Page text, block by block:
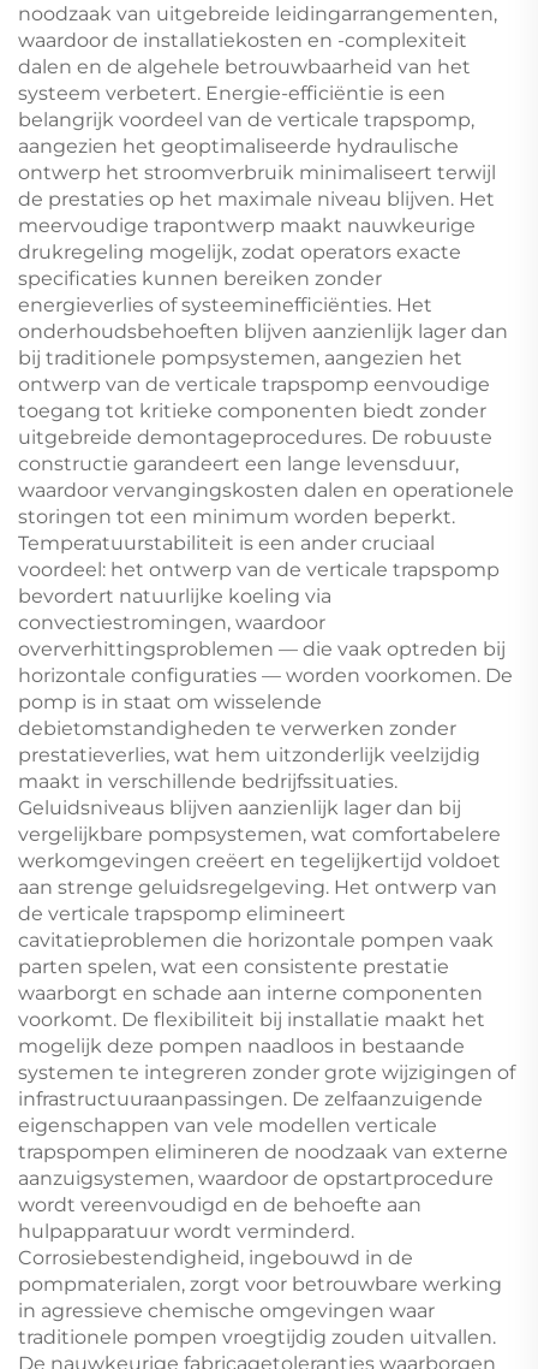
noodzaak van uitgebreide leidingarrangementen,
waardoor de installatiekosten en -complexiteit
dalen en de algehele betrouwbaarheid van het
systeem verbetert. Energie-efficiëntie is een
belangrijk voordeel van de verticale trapspomp,
aangezien het geoptimaliseerde hydraulische
ontwerp het stroomverbruik minimaliseert terwijl
de prestaties op het maximale niveau blijven. Het
meervoudige trapontwerp maakt nauwkeurige
drukregeling mogelijk, zodat operators exacte
specificaties kunnen bereiken zonder
energieverlies of systeeminefficiënties. Het
onderhoudsbehoeften blijven aanzienlijk lager dan
bij traditionele pompsystemen, aangezien het
ontwerp van de verticale trapspomp eenvoudige
toegang tot kritieke componenten biedt zonder
uitgebreide demontageprocedures. De robuuste
constructie garandeert een lange levensduur,
waardoor vervangingskosten dalen en operationele
storingen tot een minimum worden beperkt.
Temperatuurstabiliteit is een ander cruciaal
voordeel: het ontwerp van de verticale trapspomp
bevordert natuurlijke koeling via
convectiestromingen, waardoor
oververhittingsproblemen — die vaak optreden bij
horizontale configuraties — worden voorkomen. De
pomp is in staat om wisselende
debietomstandigheden te verwerken zonder
prestatieverlies, wat hem uitzonderlijk veelzijdig
maakt in verschillende bedrijfssituaties.
Geluidsniveaus blijven aanzienlijk lager dan bij
vergelijkbare pompsystemen, wat comfortabelere
werkomgevingen creëert en tegelijkertijd voldoet
aan strenge geluidsregelgeving. Het ontwerp van
de verticale trapspomp elimineert
cavitatieproblemen die horizontale pompen vaak
parten spelen, wat een consistente prestatie
waarborgt en schade aan interne componenten
voorkomt. De flexibiliteit bij installatie maakt het
mogelijk deze pompen naadloos in bestaande
systemen te integreren zonder grote wijzigingen of
infrastructuuraanpassingen. De zelfaanzuigende
eigenschappen van vele modellen verticale
trapspompen elimineren de noodzaak van externe
aanzuigsystemen, waardoor de opstartprocedure
wordt vereenvoudigd en de behoefte aan
hulpapparatuur wordt verminderd.
Corrosiebestendigheid, ingebouwd in de
pompmaterialen, zorgt voor betrouwbare werking
in agressieve chemische omgevingen waar
traditionele pompen vroegtijdig zouden uitvallen.
De nauwkeurige fabricagetoleranties waarborgen